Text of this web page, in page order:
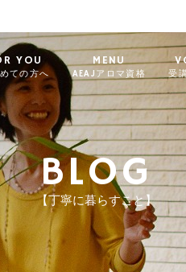
YOU
ての方へ
MENU
AEAJアロマ資格 受
BLOG
【丁寧に暮らすこと】